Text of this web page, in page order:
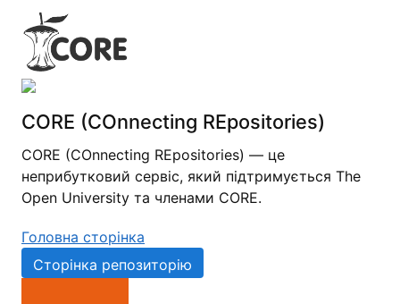
CORE (COnnecting REpositories)
CORE (COnnecting REpositories) — це
неприбутковий сервіс, який підтримується The
Open University та членами CORE.
Головна сторінка
Сторінка репозиторію